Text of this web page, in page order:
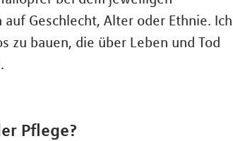
Geschlecht, Alter oder Ethnie. Ich
zu bauen, die über Leben und Tod
Pflege?